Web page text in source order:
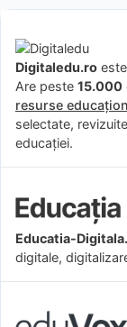
Digitaledu.ro
Are peste 15.000
resurse
selectate,
educației.
Educatia-
digitale,